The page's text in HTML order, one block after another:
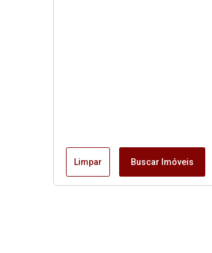
Limpar Buscar Imóveis